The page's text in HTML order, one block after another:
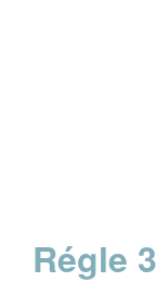
Régle